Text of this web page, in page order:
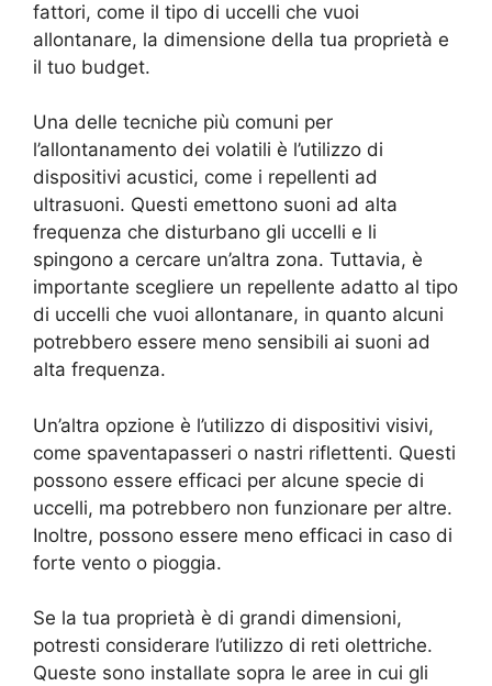
fattori, come il tipo di uccelli che vuoi
allontanare, la dimensione della tua proprietà e
il tuo budget.
Una delle tecniche più comuni per
l’allontanamento dei volatili è l’utilizzo di
dispositivi acustici, come i repellenti ad
ultrasuoni. Questi emettono suoni ad alta
frequenza che disturbano gli uccelli e li
spingono a cercare un’altra zona. Tuttavia, è
importante scegliere un repellente adatto al tipo
di uccelli che vuoi allontanare, in quanto alcuni
potrebbero essere meno sensibili ai suoni ad
alta frequenza.
Un’altra opzione è l’utilizzo di dispositivi visivi,
come spaventapasseri o nastri riflettenti. Questi
possono essere efficaci per alcune specie di
uccelli, ma potrebbero non funzionare per altre.
Inoltre, possono essere meno efficaci in caso di
forte vento o pioggia.
Se la tua proprietà è di grandi dimensioni,
potresti considerare l’utilizzo di reti olettriche.
Queste sono installate sopra le aree in cui gli